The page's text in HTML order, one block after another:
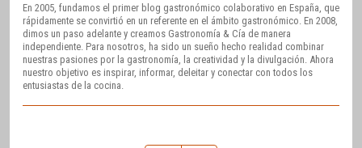
En 2005, fundamos el primer blog gastronómico colaborativo en España, que
rápidamente se convirtió en un referente en el ámbito gastronómico. En 2008,
dimos un paso adelante y creamos Gastronomía & Cía de manera
independiente. Para nosotros, ha sido un sueño hecho realidad combinar
nuestras pasiones por la gastronomía, la creatividad y la divulgación. Ahora
nuestro objetivo es inspirar, informar, deleitar y conectar con todos los
entusiastas de la cocina.